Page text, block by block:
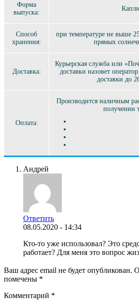
Форма
выпуска:
Капли
Способ
хранения:
при температуре не выше
прямых
Доставка:
Курьерская служба или
доставки назовет
доставки до
Оплата:
Производится наличным
получении
Андрей
Ответить
08.05.2020 - 14:34
Кто-то уже использовал? Это
работает? Для меня это вопрос
Ваш адрес email не будет опубликован.
помечены *
Комментарий *